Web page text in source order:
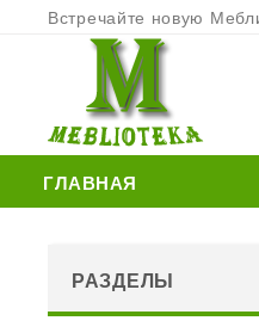
Встречайте новую
ГЛАВНАЯ
РАЗДЕЛЫ